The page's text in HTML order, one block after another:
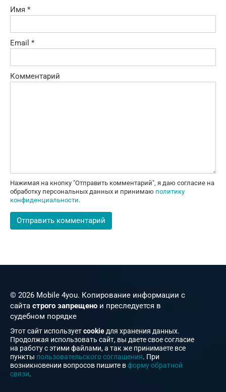
Имя *
Email *
Комментарий
Нажимая на кнопку "Отправить комментарий", я даю согласие на
обработку персональных данных и принимаю политику
конфиденциальности.
© 2026 Mobile 4you. Копирование информации с
сайта строго запрещено и преследуется в
судебном порядке
Этот сайт используетcookie для хранения данных.
Продолжая использовать сайт, вы даете свое согласие
на работу с этими файлами, а так же принимаете все
пункты пользовательского соглашения. При
возникновении вопросов пишите вформу обратной
связи.